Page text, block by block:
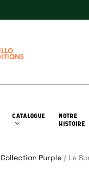
CATALOGUE
NOTRE
HISTOIRE
Collection Purple / Le